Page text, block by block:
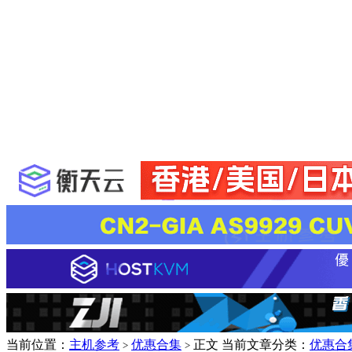
当前位置： 主机参考 > 优惠合集 > 正文 当前文章分类： 优惠合